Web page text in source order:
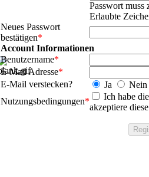
Passwort muss
Erlaubte
Neues Passwort
bestätigen*
Account Informationen
Benutzername*
E-Mail Adresse*
E-Mail verstecken?
Ja
Nein
Nutzungsbedingungen* Ich habe die
akzeptiere